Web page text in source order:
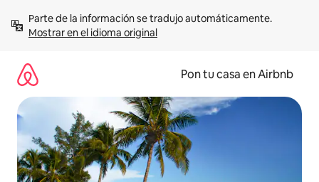
contenidoMostrar en el idioma original
Pon tu casa en Airbnb